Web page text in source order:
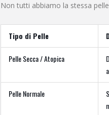
Non tutti abbiamo la stessa
Tipo di Pelle
Pelle Secca / Atopica
Pelle Normale